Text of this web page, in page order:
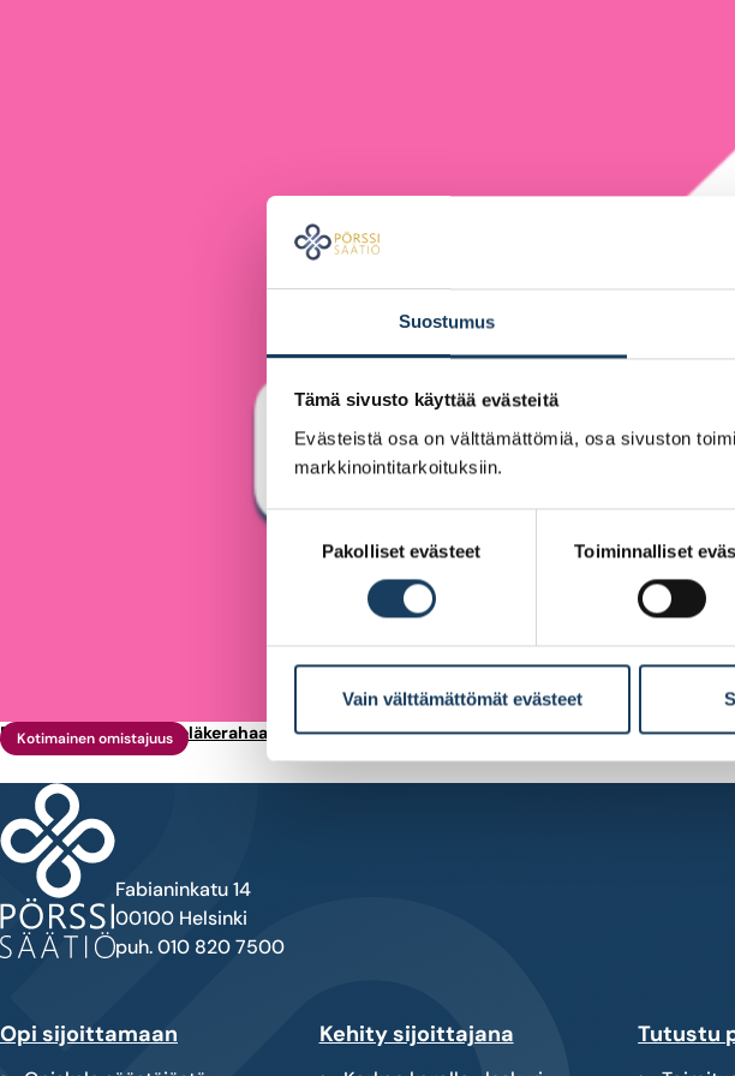
Suostumus
Tämä sivusto käyttää evästeitä
Evästeistä osa on välttämättömiä, osa sivuston
markkinointitarkoituksiin.
Suostumuksen
Pakolliset evästeet Toiminnalliset
Vain välttämättömät evästeet
Kotimainen omistajuus
Ruotsin tapa sijoittaa eläkerahaa vahvistaisi kotimaista omistajuutta
Fabianinkatu 14
00100 Helsinki
puh. 010 820 7500
Opi sijoittamaan Kehity sijoittajana Tutustu